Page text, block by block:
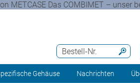
METCASE Das COMBIMET – unser
Bestell-Nr.
Gehäuse Nachrichten